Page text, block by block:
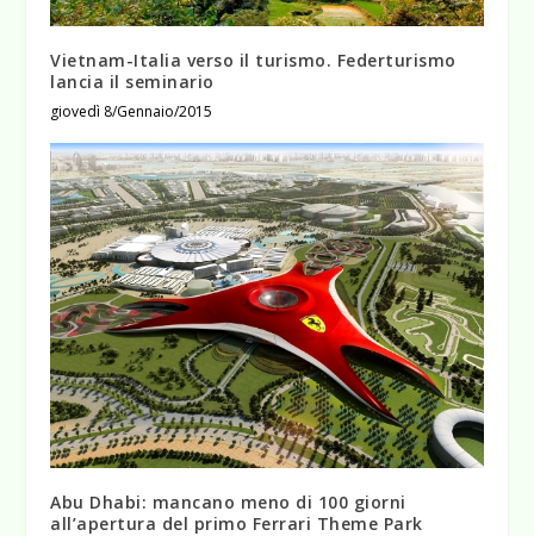
Vietnam-Italia verso il turismo. Federturismo
lancia il seminario
giovedì 8/Gennaio/2015
Abu Dhabi: mancano meno di 100 giorni
all’apertura del primo Ferrari Theme Park